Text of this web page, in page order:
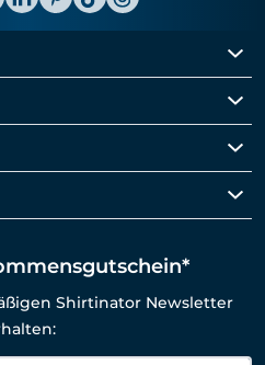
Shirtinator Newsletter